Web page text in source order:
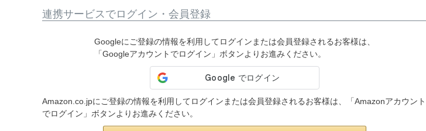
連携サービスでログイン・会員登録
Googleにご登録の情報を利用してログインまたは会員登録されるお客様は、
「Googleアカウントでログイン」ボタンよりお進みください。
Amazon.co.jpにご登録の情報を利用してログインまたは会員登録されるお客様は、「Amazonアカウント
でログイン」ボタンよりお進みください。